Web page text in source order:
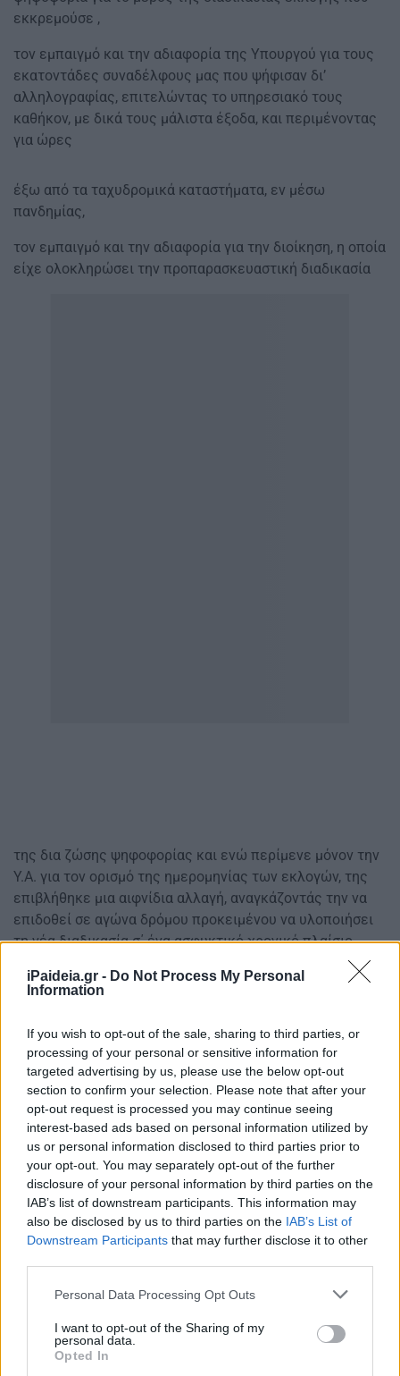
iPaideia.gr - Do Not Process My Personal
Information
If you wish to opt-out of the sale, sharing to third parties, or
processing of your personal or sensitive information for
targeted advertising by us, please use the below opt-out
section to confirm your selection. Please note that after your
opt-out request is processed you may continue seeing
interest-based ads based on personal information utilized by
us or personal information disclosed to third parties prior to
your opt-out. You may separately opt-out of the further
disclosure of your personal information by third parties on the
IAB’s list of downstream participants. This information may
also be disclosed by us to third parties on the IAB’s List of
Downstream Participants that may further disclose it to other
Please note that this website/app uses one or more Google
not limited to your visit or usage behaviour. You may click to
grant or deny consent to Google and its third-party tags to
use your data for below specified purposes in below Google
Personal Data Processing Opt Outs
I want to opt-out of the Sharing of my
personal data.
Opted In
εκκρεμούσε ,
τον εμπαιγμό και την αδιαφορία της Υπουργού για τους
εκατοντάδες συναδέλφους μας που ψήφισαν δι’
αλληλογραφίας, επιτελώντας το υπηρεσιακό τους
καθήκον, με δικά τους μάλιστα έξοδα, και περιμένοντας
για ώρες
έξω από τα ταχυδρομικά καταστήματα, εν μέσω
πανδημίας,
τον εμπαιγμό και την αδιαφορία για την διοίκηση, η οποία
είχε ολοκληρώσει την προπαρασκευαστική διαδικασία
της δια ζώσης ψηφοφορίας και ενώ περίμενε μόνον την
Υ.Α. για τον ορισμό της ημερομηνίας των εκλογών, της
επιβλήθηκε μια αιφνίδια αλλαγή, αναγκάζοντάς την να
επιδοθεί σε αγώνα δρόμου προκειμένου να υλοποιήσει
τη νέα διαδικασία σ΄ ένα ασφυκτικό χρονικό πλαίσιο,
την αδιαφορία για το κόστος οργάνωσης της δια ζώσης
ψηφοφορίας (ψηφοδέλτια, φάκελοι, ταχυδρομικά,) την
τις ενστάσεις για την διασφάλιση της μυστικότητας της
ψήφου με την ηλεκτρονική ψηφοφορία,